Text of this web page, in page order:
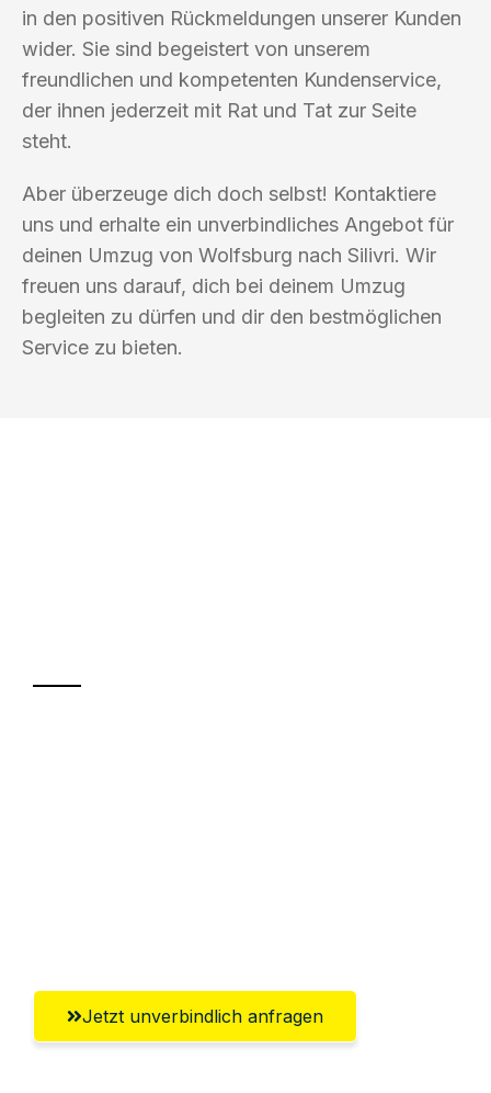
in den positiven Rückmeldungen unserer Kunden
wider. Sie sind begeistert von unserem
freundlichen und kompetenten Kundenservice,
der ihnen jederzeit mit Rat und Tat zur Seite
steht.
Aber überzeuge dich doch selbst! Kontaktiere
uns und erhalte ein unverbindliches Angebot für
deinen Umzug von Wolfsburg nach Silivri. Wir
freuen uns darauf, dich bei deinem Umzug
begleiten zu dürfen und dir den bestmöglichen
Service zu bieten.
Jetzt unverbindlich anfragen